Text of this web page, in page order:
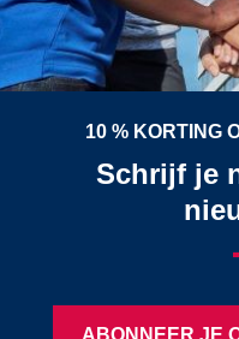
10 % KORTING
Schrijf je
ABONNEER JE